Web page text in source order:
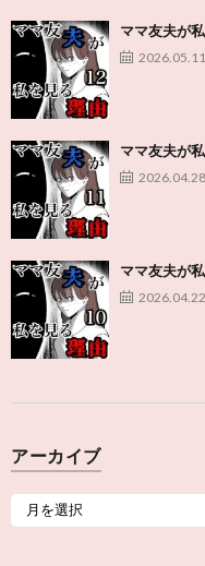
ママ友夫が
2026.05.11
ママ友夫が
2026.04.28
ママ友夫が
2026.04.22
アーカイブ